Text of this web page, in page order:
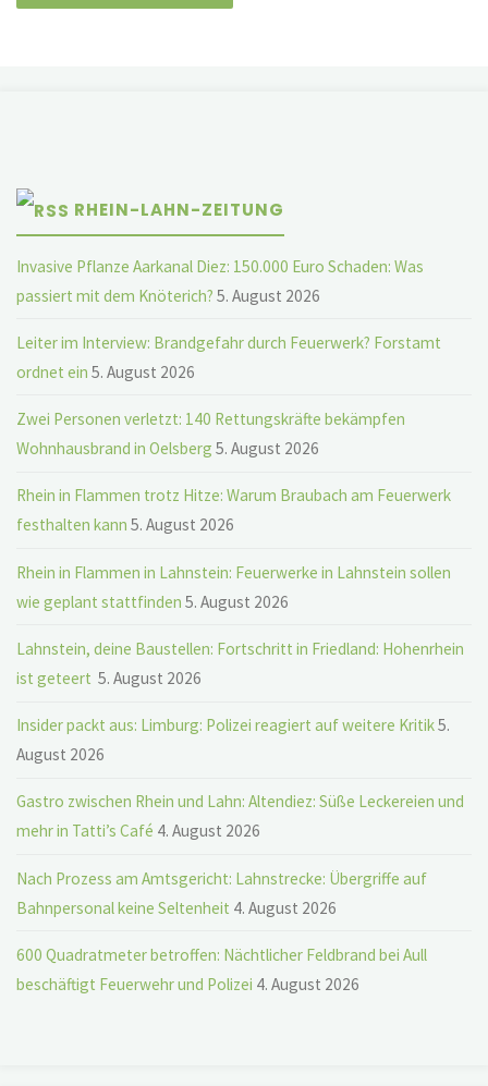
RHEIN-LAHN-ZEITUNG
Invasive Pflanze Aarkanal Diez: 150.000 Euro Schaden: Was
passiert mit dem Knöterich? 5. August 2026
Leiter im Interview: Brandgefahr durch Feuerwerk? Forstamt
ordnet ein 5. August 2026
Zwei Personen verletzt: 140 Rettungskräfte bekämpfen
Wohnhausbrand in Oelsberg 5. August 2026
Rhein in Flammen trotz Hitze: Warum Braubach am Feuerwerk
festhalten kann 5. August 2026
Rhein in Flammen in Lahnstein: Feuerwerke in Lahnstein sollen
wie geplant stattfinden 5. August 2026
Lahnstein, deine Baustellen: Fortschritt in Friedland: Hohenrhein
ist geteert 5. August 2026
Insider packt aus: Limburg: Polizei reagiert auf weitere Kritik5.
August 2026
Gastro zwischen Rhein und Lahn: Altendiez: Süße Leckereien und
mehr in Tatti’s Café 4. August 2026
Nach Prozess am Amtsgericht: Lahnstrecke: Übergriffe auf
Bahnpersonal keine Seltenheit 4. August 2026
600 Quadratmeter betroffen: Nächtlicher Feldbrand bei Aull
beschäftigt Feuerwehr und Polizei 4. August 2026